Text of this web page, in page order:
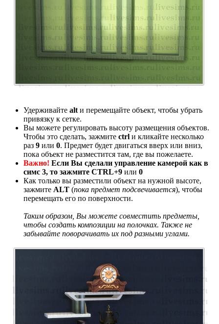
Удерживайте alt и перемещайте объект, чтобы убрать
привязку к сетке.
Вы можете регулировать высоту размещения объектов.
Чтобы это сделать, зажмите ctrl и кликайте несколько
раз 9 или 0. Предмет будет двигаться вверх или вниз,
пока объект не разместится там, где вы пожелаете.
Важно! Если Вы сделали управление камерой как в
симс 3, то зажмите CTRL+9 или 0
Как только вы разместили объект на нужной высоте,
зажмите ALT (пока предмет подсвечивается), чтобы
перемещать его по поверхности.
Таким образом, Вы можете совместить предметы,
чтобы создать композиции на полочках. Также не
забывайте поворачивать их под разными углами.